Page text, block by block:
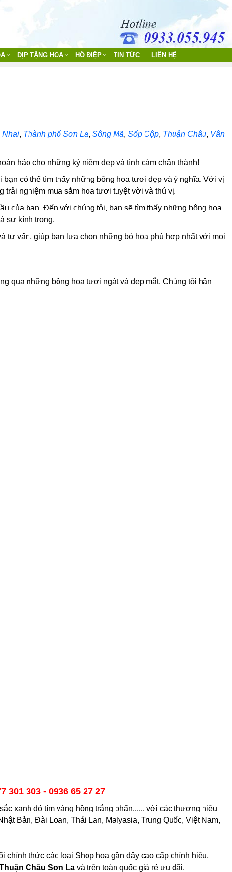
DỊP TẶNG HOA HỒ ĐIỆP TIN TỨC LIÊN HỆ
Nhai, Thành phố Sơn La, Sông Mã, Sốp Cộp, Thuận Châu, Vân
hảo cho những kỷ niệm đẹp và tình cảm chân thành!
có thể tìm thấy những bông hoa tươi đẹp và ý nghĩa. Với vị
trải nghiệm mua sắm hoa tươi tuyệt vời và thú vị.
của bạn. Đến với chúng tôi, bạn sẽ tìm thấy những bông hoa
sự kính trọng.
tư vấn, giúp bạn lựa chọn những bó hoa phù hợp nhất với mọi
qua những bông hoa tươi ngát và đẹp mắt. Chúng tôi hân
301 303 - 0936 65 27 27
xanh đỏ tím vàng hồng trắng phấn...... với các thương hiệu
Bản, Đài Loan, Thái Lan, Malyasia, Trung Quốc, Việt Nam,
chính thức các loại Shop hoa gần đây cao cấp chính hiệu,
Thuận Châu Sơn Lavà trên toàn quốc giá rẻ ưu đãi.